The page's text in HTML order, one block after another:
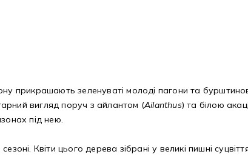
прикрашають зеленуваті молоді пагони та
вигляд поруч з айлантом (Ailanthus) та білою
під нею.
Квіти цього дерева зібрані у великі пишні